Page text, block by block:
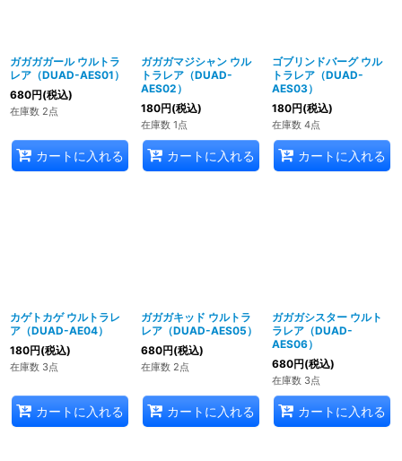
ガガガガール ウルトラ
レア（DUAD-AES01）
680円(税込)
在庫数 2点
カートに入れる
ガガガマジシャン ウル
トラレア（DUAD-
AES02）
180円(税込)
在庫数 1点
カートに入れる
ゴブリンドバーグ ウル
トラレア（DUAD-
AES03）
180円(税込)
在庫数 4点
カートに入れる
カゲトカゲ ウルトラレ
ア（DUAD-AE04）
180円(税込)
在庫数 3点
カートに入れる
ガガガキッド ウルトラ
レア（DUAD-AES05）
680円(税込)
在庫数 2点
カートに入れる
ガガガシスター ウルト
ラレア（DUAD-
AES06）
680円(税込)
在庫数 3点
カートに入れる